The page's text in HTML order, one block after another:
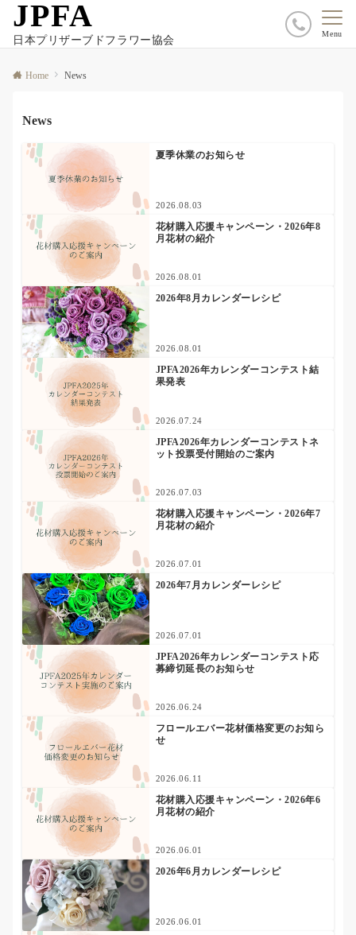
JPFA
日本プリザーブドフラワー協会
Menu
Home News
News
夏季休業のお知らせ
2026.08.03
花材購入応援キャンペーン・2026年8
月花材の紹介
2026.08.01
2026年8月カレンダーレシピ
2026.08.01
JPFA2026年カレンダーコンテスト結
果発表
2026.07.24
JPFA2026年カレンダーコンテストネ
ット投票受付開始のご案内
2026.07.03
花材購入応援キャンペーン・2026年7
月花材の紹介
2026.07.01
2026年7月カレンダーレシピ
2026.07.01
JPFA2026年カレンダーコンテスト応
募締切延長のお知らせ
2026.06.24
フロールエバー花材価格変更のお知ら
せ
2026.06.11
花材購入応援キャンペーン・2026年6
月花材の紹介
2026.06.01
2026年6月カレンダーレシピ
2026.06.01